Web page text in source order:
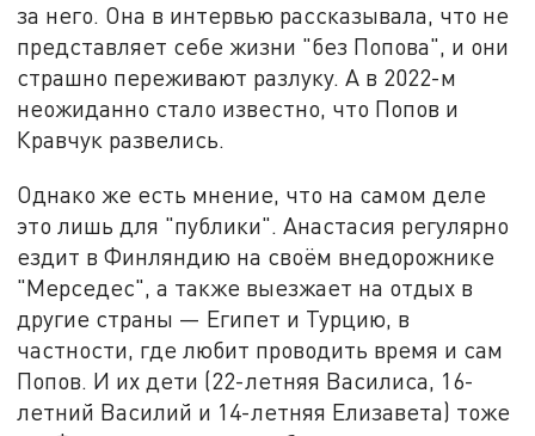
за него. Она в интервью рассказывала, что не
представляет себе жизни "без Попова", и они
страшно переживают разлуку. А в 2022-м
неожиданно стало известно, что Попов и
Кравчук развелись.
Однако же есть мнение, что на самом деле
это лишь для "публики". Анастасия регулярно
ездит в Финляндию на своём внедорожнике
"Мерседес", а также выезжает на отдых в
другие страны — Египет и Турцию, в
частности, где любит проводить время и сам
Попов. И их дети (22-летняя Василиса, 16-
летний Василий и 14-летняя Елизавета) тоже